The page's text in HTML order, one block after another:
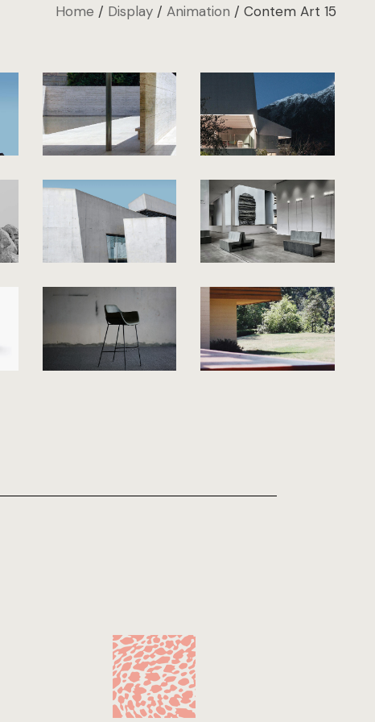
Home Display Animation Contem Art 15